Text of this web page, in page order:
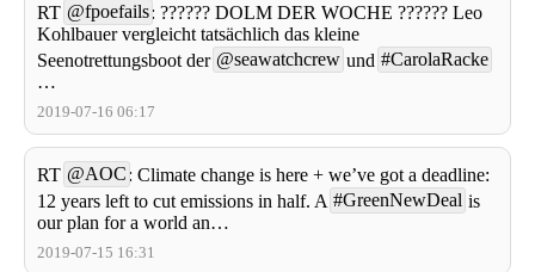
RT @fpoefails: ?????? DOLM DER WOCHE ?????? Leo
Kohlbauer vergleicht tatsächlich das kleine
Seenotrettungsboot der @seawatchcrew und #CarolaRacke
…
2019-07-16 06:17
RT @AOC : Climate change is here + we’ve got a deadline:
12 years left to cut emissions in half. A #GreenNewDeal is
our plan for a world an…
2019-07-15 16:31